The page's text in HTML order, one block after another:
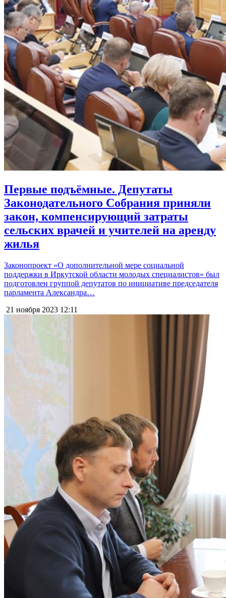
Первые подъёмные. Депутаты
Законодательного Собрания приняли
закон, компенсирующий затраты
сельских врачей и учителей на аренду
жилья
Законопроект «О дополнительной мере социальной
поддержки в Иркутской области молодых специалистов» был
подготовлен группой депутатов по инициативе председателя
парламента Александра…
21 ноября 2023 12:11